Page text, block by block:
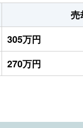
売
305万円
270万円